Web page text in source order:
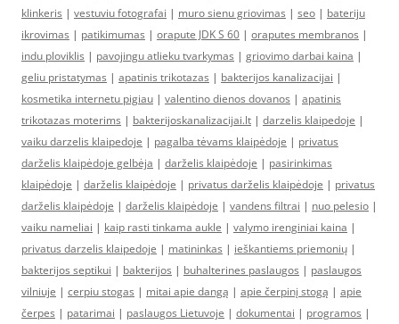
klinkeris | vestuviu fotografai | muro sienu griovimas | seo | bateriju
ikrovimas | patikimumas | orapute JDK S 60 | oraputes membranos |
indu ploviklis | pavojingu atlieku tvarkymas | griovimo darbai kaina |
geliu pristatymas | apatinis trikotazas | bakterijos kanalizacijai |
kosmetika internetu pigiau | valentino dienos dovanos | apatinis
trikotazas moterims | bakterijoskanalizacijai.lt | darzelis klaipedoje |
vaiku darzelis klaipedoje | pagalba tėvams klaipėdoje | privatus
darželis klaipėdoje gelbėja | darželis klaipėdoje | pasirinkimas
klaipėdoje | darželis klaipėdoje | privatus darželis klaipėdoje | privatus
darželis klaipėdoje | darželis klaipėdoje | vandens filtrai | nuo pelesio |
vaiku nameliai | kaip rasti tinkama aukle | valymo irenginiai kaina |
privatus darzelis klaipedoje | matininkas | ieškantiems priemonių |
bakterijos septikui | bakterijos | buhalterines paslaugos | paslaugos
vilniuje | cerpiu stogas | mitai apie dangą | apie čerpinį stogą | apie
čerpes | patarimai | paslaugos Lietuvoje | dokumentai | programos |